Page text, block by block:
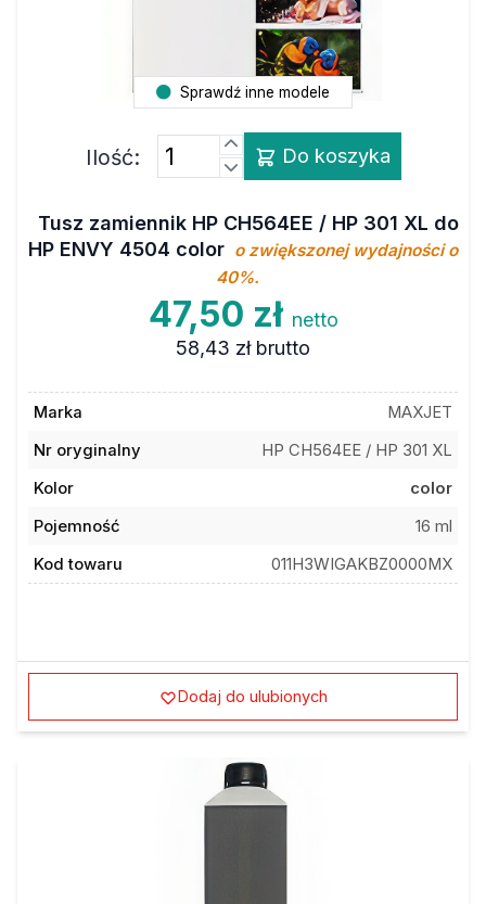
Sprawdź inne modele
Ilość: Do koszyka
Tusz zamiennik HP CH564EE / HP 301 XL do
HP ENVY 4504 color o zwiększonej wydajności o
40%.
47,50 zł netto
58,43 zł brutto
Marka
MAXJET
Nr oryginalny
HP CH564EE / HP 301 XL
Kolor
color
Pojemność
16 ml
Kod towaru
011H3WIGAKBZ0000MX
Dodaj do ulubionych